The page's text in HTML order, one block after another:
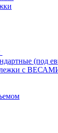
(под
с